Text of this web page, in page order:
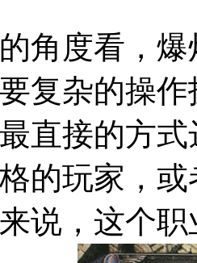
角度看，
杂的操作
直接的方
的玩家，
说，这个